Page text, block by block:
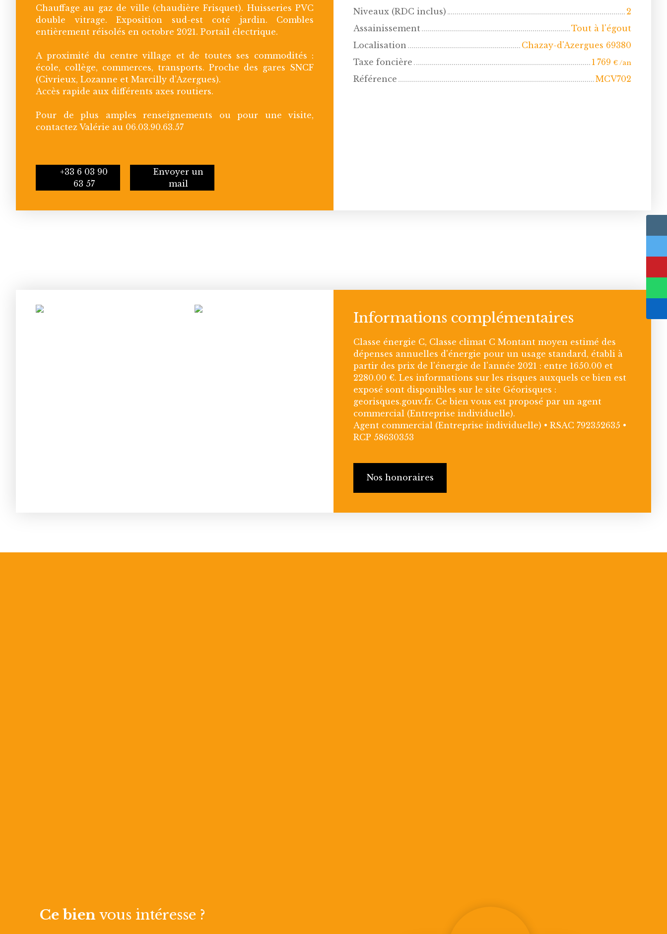
Chauffage au gaz de ville (chaudière Frisquet). Huisseries PVC
double vitrage. Exposition sud-est coté jardin. Combles
entièrement réisolés en octobre 2021. Portail électrique.
A proximité du centre village et de toutes ses commodités :
école, collège, commerces, transports. Proche des gares SNCF
(Civrieux, Lozanne et Marcilly d’Azergues).
Accès rapide aux différents axes routiers.
Pour de plus amples renseignements ou pour une visite,
contactez Valérie au 06.03.90.63.57
+33 6 03 90
63 57
Envoyer un
mail
Niveaux (RDC inclus)
2
Assainissement
Tout à l'égout
Localisation
Chazay-d'Azergues 69380
Taxe foncière
1 769 € /an
Référence MCV702
Informations complémentaires
Classe énergie C, Classe climat C Montant moyen estimé des
dépenses annuelles d'énergie pour un usage standard, établi à
partir des prix de l'énergie de l'année 2021 : entre 1650.00 et
2280.00 €. Les informations sur les risques auxquels ce bien est
exposé sont disponibles sur le site Géorisques :
georisques.gouv.fr. Ce bien vous est proposé par un agent
commercial (Entreprise individuelle).
Agent commercial (Entreprise individuelle) • RSAC 792352635 •
RCP 58630353
Nos honoraires
Ce bien vous intéresse ?